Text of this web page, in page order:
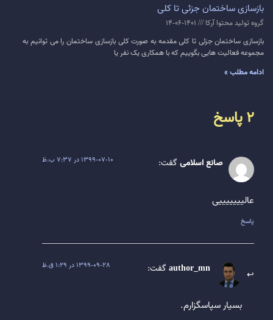
بازسازی ساختمان جزئی تا کلی
گروه تولید محتوا آرکا
بازسازی ساختمان جزئی تا کلی مقدمه به صورت کلی بازسازی ساختمان را می توانیم به
مجموعه فعالیت هایی بگوییم که با همکاری یک نفر یا
ادامه مطلب »
2 پاسخ
صانع اسلامی گفت: 1399-07-10 در 7:37 ب.ظ
عالیییییییی
پاسخ
author_mn گفت: 1399-09-28 در 1:29 ق.ظ
بسیار سپاسگزارم.